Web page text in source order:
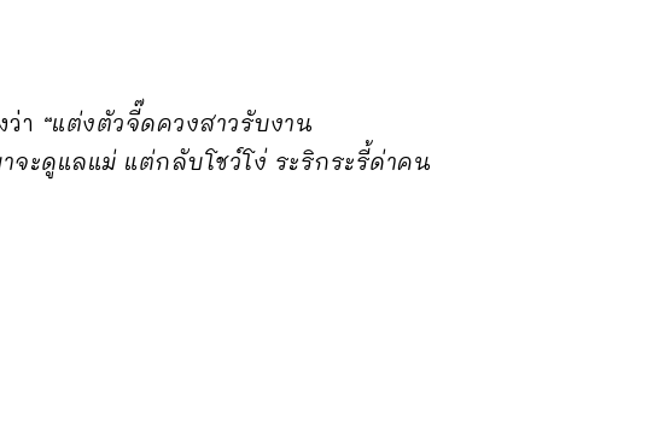
า “แต่งตัวจี๊ดควงสาวรับงาน
ะดูแลแม่ แต่กลับโชว์โง่ ระริกระรี้ด่าคน